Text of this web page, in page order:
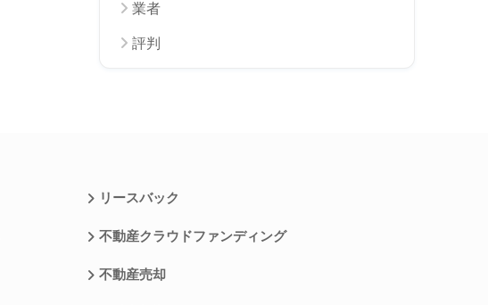
業者
評判
リースバック
不動産クラウドファンディング
不動産売却